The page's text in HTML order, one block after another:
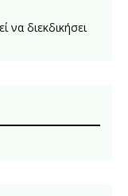
να διεκδικήσει